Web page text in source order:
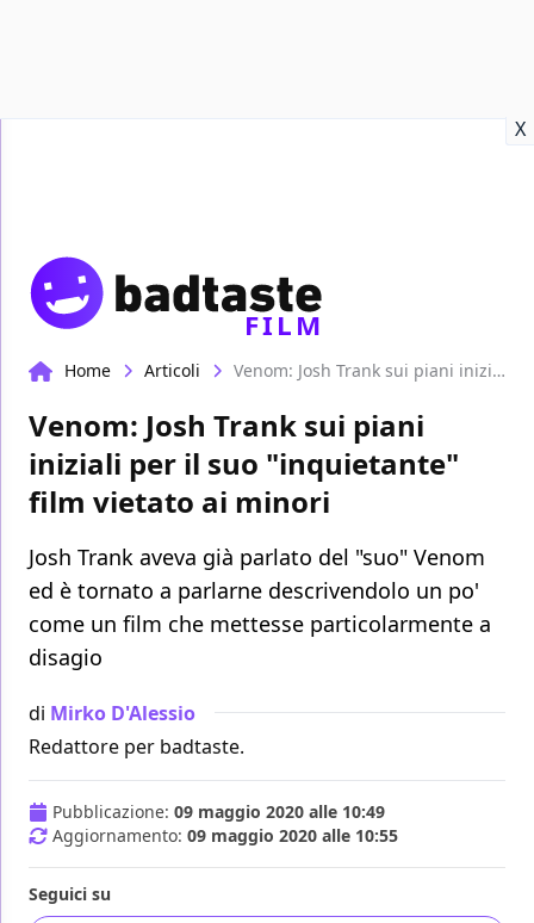
X
FILM
Home Articoli Venom: Josh Trank sui piani iniziali per il suo "inquietante" film vietato ai minori
Venom: Josh Trank sui piani
iniziali per il suo "inquietante"
film vietato ai minori
Josh Trank aveva già parlato del "suo" Venom
ed è tornato a parlarne descrivendolo un po'
come un film che mettesse particolarmente a
disagio
di Mirko D'Alessio
Redattore per badtaste.
Pubblicazione: 09 maggio 2020 alle 10:49
Aggiornamento: 09 maggio 2020 alle 10:55
Seguici su